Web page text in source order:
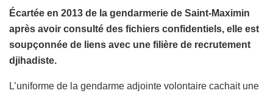
Écartée en 2013 de la gendarmerie de Saint-Maximin
après avoir consulté des fichiers confidentiels, elle est
soupçonnée de liens avec une filière de recrutement
djihadiste.
L’uniforme de la gendarme adjointe volontaire cachait une